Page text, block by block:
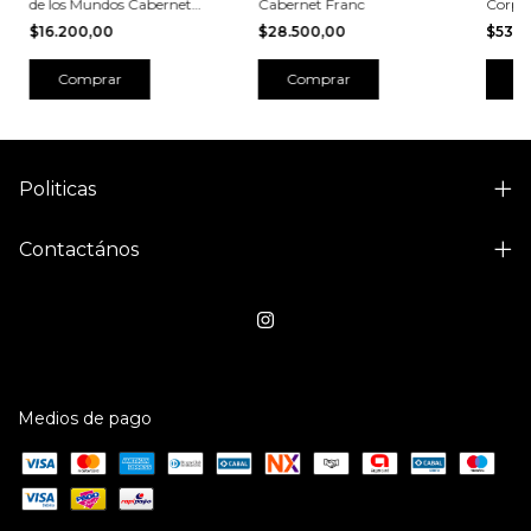
de los Mundos Cabernet
Franc
$16.200,00
Cabernet Franc
$28.500,00
Politicas
Contactános
Medios de pago